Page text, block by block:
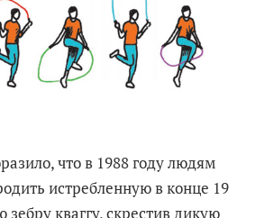
что в 1988 году людям
истребленную в конце 19
зебру кваггу, скрестив дикую